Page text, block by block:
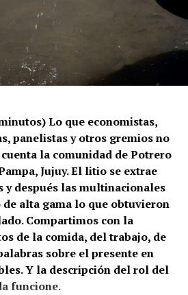
territorial, animal y humano
a desaparecer
en la vida en las
la represión y la escasez
también por las noticias,
que venimos realizando
reunimos en esta plataforma.
podés formar parte, apoyando y
Lo que economistas,
panelistas y otros gremios no
la comunidad de Potrero
Jujuy. El litio se extrae
y después las multinacionales
de alta gama lo que obtuvieron
Compartimos con la
de la comida, del trabajo, de
sobre el presente en
Y la descripción del rol del
funcione.